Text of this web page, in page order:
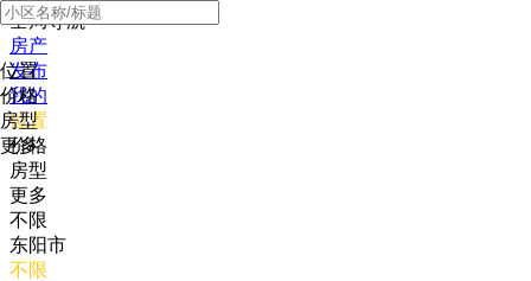
全局导航
房产
发布
我的
位置
价格
房型
更多
位置
价格
房型
更多
不限
东阳市
不限